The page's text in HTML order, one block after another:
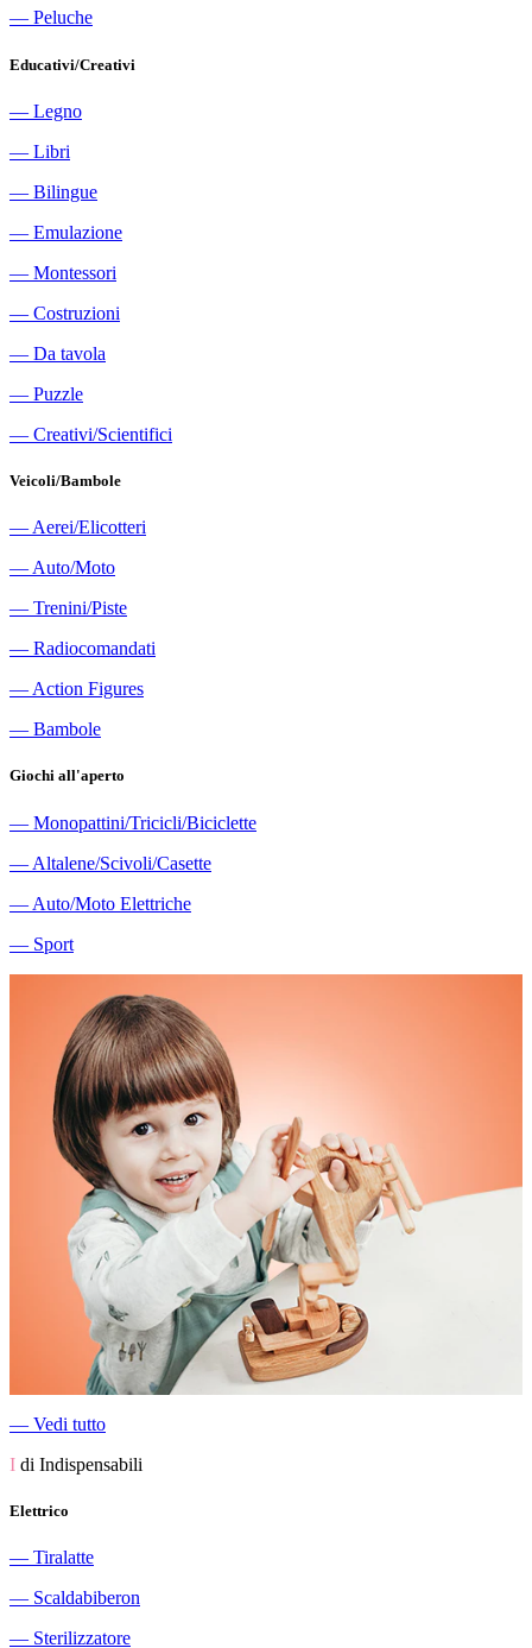
― Peluche
Educativi/Creativi
― Legno
― Libri
― Bilingue
― Emulazione
― Montessori
― Costruzioni
― Da tavola
― Puzzle
― Creativi/Scientifici
Veicoli/Bambole
― Aerei/Elicotteri
― Auto/Moto
― Trenini/Piste
― Radiocomandati
― Action Figures
― Bambole
Giochi all'aperto
― Monopattini/Tricicli/Biciclette
― Altalene/Scivoli/Casette
― Auto/Moto Elettriche
― Sport
― Vedi tutto
I di Indispensabili
Elettrico
― Tiralatte
― Scaldabiberon
― Sterilizzatore